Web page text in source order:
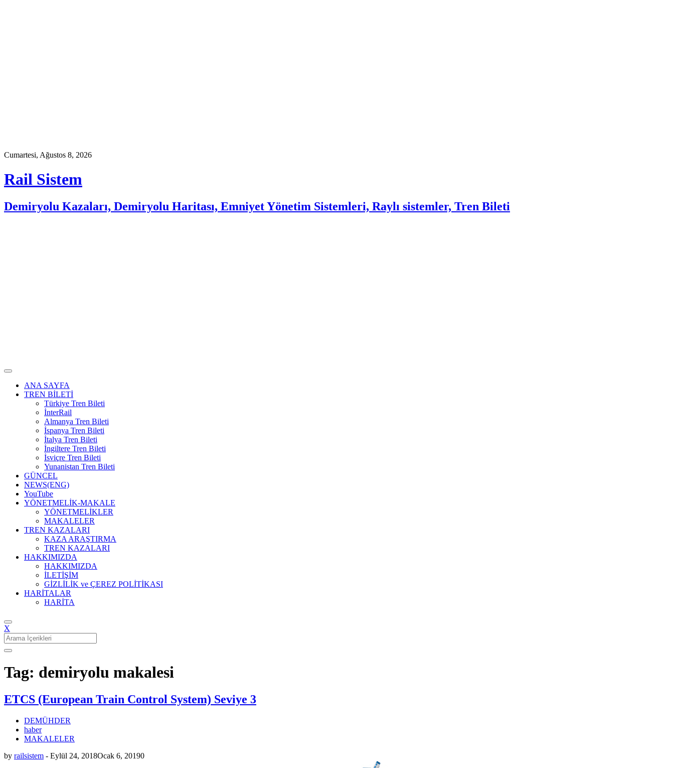
Cumartesi, Ağustos 8, 2026
Rail Sistem
Demiryolu Kazaları, Demiryolu Haritası, Emniyet Yönetim Sistemleri, Raylı sistemler, Tren Bileti
ANA SAYFA
TREN BİLETİ
Türkiye Tren Bileti
İnterRail
Almanya Tren Bileti
İspanya Tren Bileti
İtalya Tren Bileti
İngiltere Tren Bileti
İsviçre Tren Bileti
Yunanistan Tren Bileti
GÜNCEL
NEWS(ENG)
YouTube
YÖNETMELİK-MAKALE
YÖNETMELİKLER
MAKALELER
TREN KAZALARI
KAZA ARAŞTIRMA
TREN KAZALARI
HAKKIMIZDA
HAKKIMIZDA
İLETİŞİM
GİZLİLİK ve ÇEREZ POLİTİKASI
HARİTALAR
HARİTA
X
Search
for:
Tag: demiryolu makalesi
ETCS (European Train Control System) Seviye 3
DEMÜHDER
haber
MAKALELER
by railsistem - Eylül 24, 2018Ocak 6, 20190